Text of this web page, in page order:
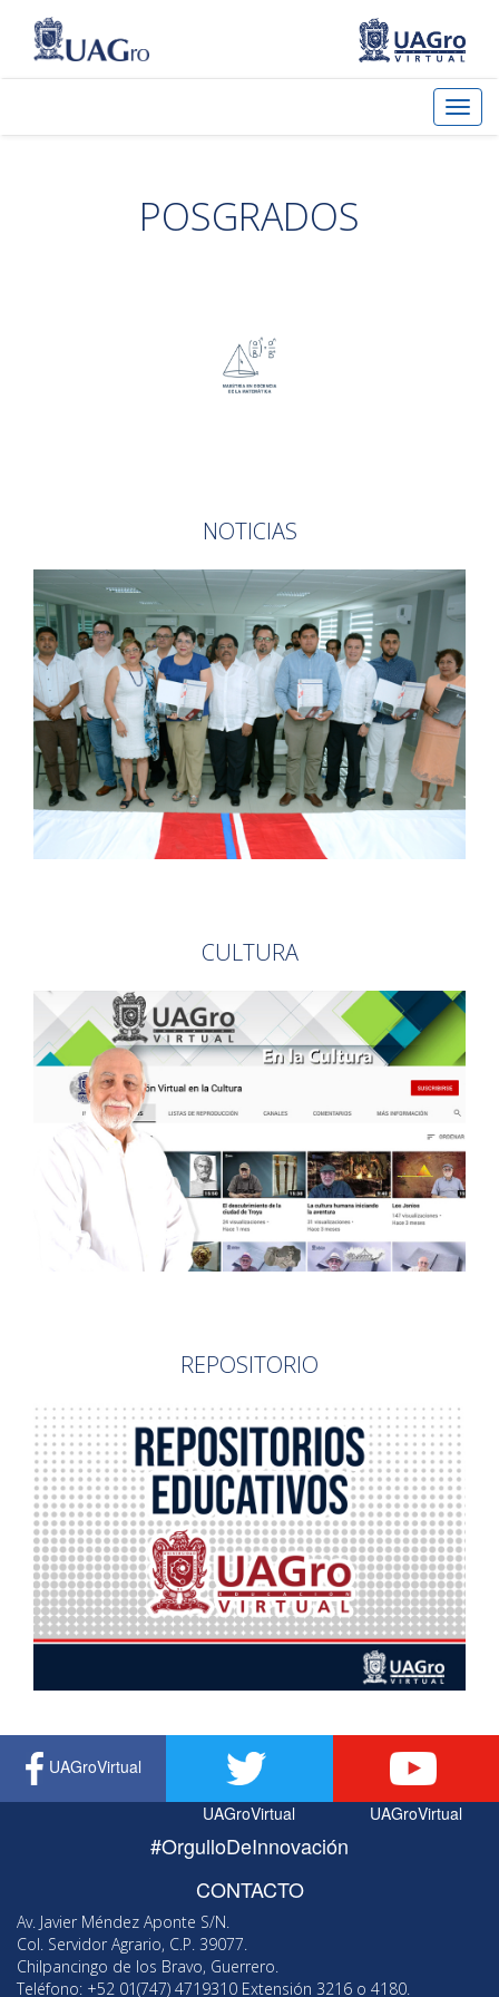
POSGRADOS
NOTICIAS
CULTURA
REPOSITORIO
UAGroVirtual
UAGroVirtual UAGroVirtual
#OrgulloDeInnovación
CONTACTO
Av. Javier Méndez Aponte S/N.
Col. Servidor Agrario, C.P. 39077.
Chilpancingo de los Bravo, Guerrero.
Teléfono: +52 01(747) 4719310 Extensión 3216 o 4180.